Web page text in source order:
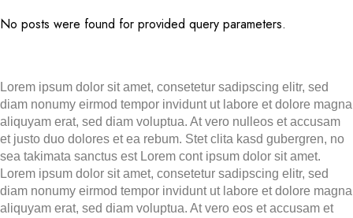
No posts were found for provided query parameters.
Lorem ipsum dolor sit amet, consetetur sadipscing elitr, sed
diam nonumy eirmod tempor invidunt ut labore et dolore magna
aliquyam erat, sed diam voluptua. At vero nulleos et accusam
et justo duo dolores et ea rebum. Stet clita kasd gubergren, no
sea takimata sanctus est Lorem cont ipsum dolor sit amet.
Lorem ipsum dolor sit amet, consetetur sadipscing elitr, sed
diam nonumy eirmod tempor invidunt ut labore et dolore magna
aliquyam erat, sed diam voluptua. At vero eos et accusam et